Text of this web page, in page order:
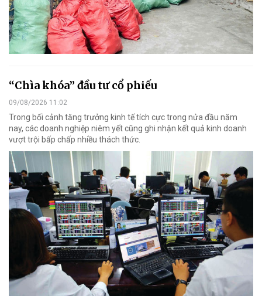
“Chìa khóa” đầu tư cổ phiếu
09/08/2026 11:02
Trong bối cảnh tăng trưởng kinh tế tích cực trong nửa đầu năm
nay, các doanh nghiệp niêm yết cũng ghi nhận kết quả kinh doanh
vượt trội bấp chấp nhiều thách thức.